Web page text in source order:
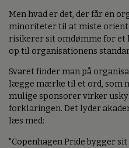
Men hvad er det, der får en
minoriteter til at miste
risikerer sit omdømme for et
op til organisationens
Svaret finder man på
lægge mærke til et ord, som
mulige sponsorer virker
forklaringen. Det lyder
læs med:
"Copenhagen Pride bygger